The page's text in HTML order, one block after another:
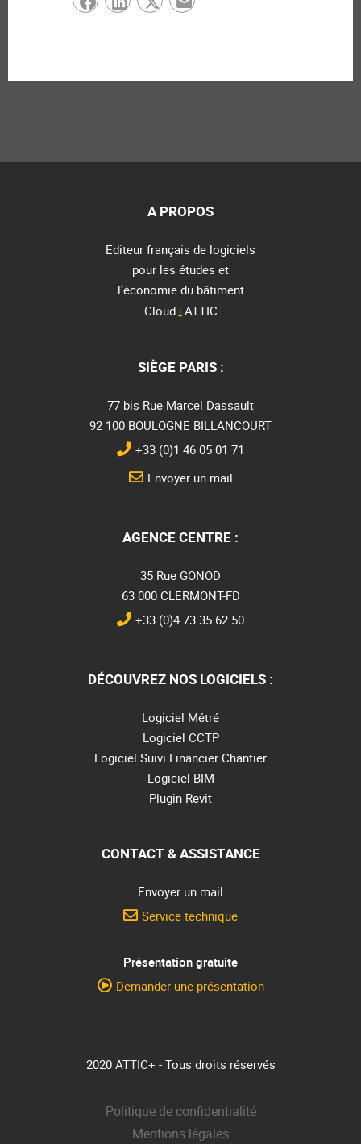
A PROPOS
Editeur français de logiciels
pour les études et
l’économie du bâtiment
Cloud↓ATTIC
SIÈGE PARIS :
77 bis Rue Marcel Dassault
92 100 BOULOGNE BILLANCOURT
+33 (0)1 46 05 01 71
Envoyer un mail
AGENCE CENTRE :
35 Rue GONOD
63 000 CLERMONT-FD
+33 (0)4 73 35 62 50
DÉCOUVREZ NOS LOGICIELS :
Logiciel Métré
Logiciel CCTP
Logiciel Suivi Financier Chantier
Logiciel BIM
Plugin Revit
CONTACT & ASSISTANCE
Envoyer un mail
Service technique
Présentation gratuite
Demander une présentation
2020 ATTIC+ - Tous droits réservés
Politique de confidentialité
Mentions légales